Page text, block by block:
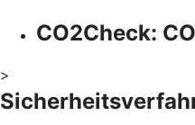
CO2Check:
>